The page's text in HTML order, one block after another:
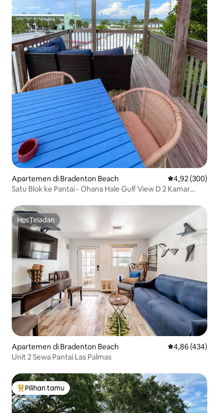
Apartemen di Bradenton Beach Nilai rata-rata
4,92 (300)
Satu Blok ke Pantai - Ohana Hale Gulf View D 2 Kamar
HosTeladan
HosTeladan
Apartemen di Bradenton Beach Nilai rata-rata
4,86 (434)
Unit 2 Sewa Pantai Las Palmas
Pilihan tamu terpopuler
Pilihan tamu